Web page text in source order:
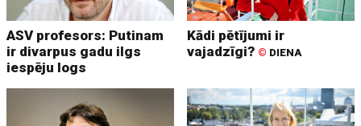
ASV profesors: Putinam
ir divarpus gadu ilgs
iespēju logs
Kādi pētījumi ir
vajadzīgi? © DIENA